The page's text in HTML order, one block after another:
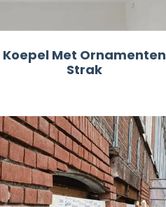
Koepel Met Ornamenten
Strak